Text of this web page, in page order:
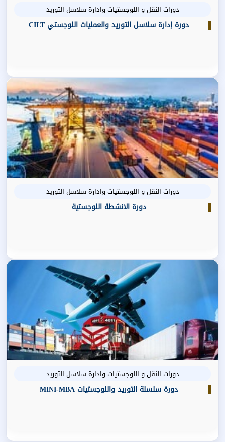
دورات النقل و اللوجستيات وادارة سلاسل التوريد
دورة إدارة سلاسل التوريد والعمليات اللوجستي CILT
دورات النقل و اللوجستيات وادارة سلاسل التوريد
دورة الانشطة اللوجستية
دورات النقل و اللوجستيات وادارة سلاسل التوريد
دورة سلسلة التوريد واللوجستيات MINI-MBA